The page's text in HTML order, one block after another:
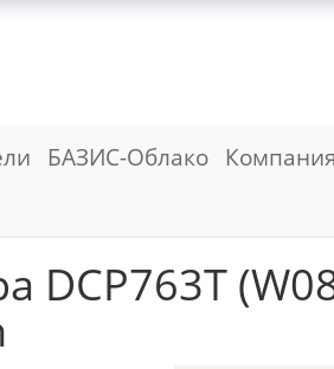
БАЗИС-Облако Компания
DCP763T